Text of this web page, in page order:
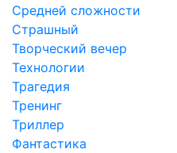
Средней сложности
Страшный
Творческий вечер
Технологии
Трагедия
Тренинг
Триллер
Фантастика